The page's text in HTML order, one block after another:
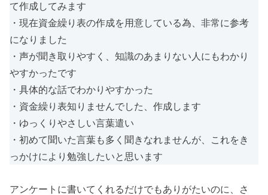
て作成してみます
・現在資金繰り表の作成を用意している為、非常に参考
になりました
・声が聞き取りやすく、知識のあまりない人にもわかり
やすかったです
・具体的な話でわかりやすかった
・資金繰り表知りませんでした、作成します
・ゆっくりやさしい言葉遣い
・初めて聞いた言葉も多く聞きなれませんが、これをき
っかけにより勉強したいと思います
アンケートに書いてくれるだけでもありがたいのに、さ